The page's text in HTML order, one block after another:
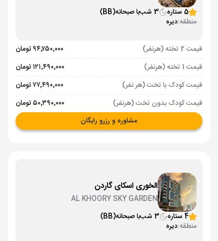
5 ستاره
3 شب با صبحانه(BB)
منطقه:دیره
قیمت 2 تخته (هرنفر)
۹۴٬۷۵۰٬۰۰۰ تومان
قیمت 1 تخته (هرنفر)
۱۲۱٬۴۹۰٬۰۰۰ تومان
قیمت کودک با تخت (هر نفر)
۷۷٬۴۹۰٬۰۰۰ تومان
قیمت کودک بدون تخت (هرنفر)
۵۰٬۳۹۰٬۰۰۰ تومان
مشاوره و رزرو رایگان
الخوری اسکای گاردن
AL KHOORY SKY GARDEN
4 ستاره
3 شب با صبحانه(BB)
منطقه:دیره